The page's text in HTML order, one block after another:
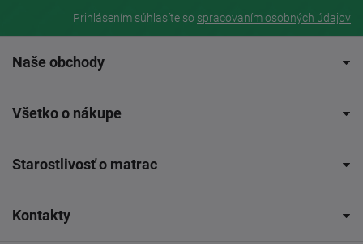
Prihlásením súhlasíte so spracovaním osobných údajov
Naše obchody
Všetko o nákupe
Starostlivosť o matrac
Kontakty